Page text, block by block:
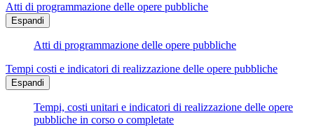
Atti di programmazione delle opere pubbliche
Espandi
Atti di programmazione delle opere pubbliche
Tempi costi e indicatori di realizzazione delle opere pubbliche
Espandi
Tempi, costi unitari e indicatori di realizzazione delle opere
pubbliche in corso o completate